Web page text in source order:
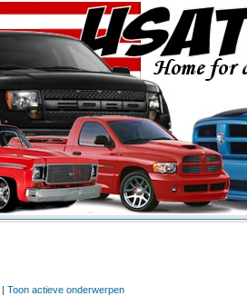
| Toon actieve onderwerpen